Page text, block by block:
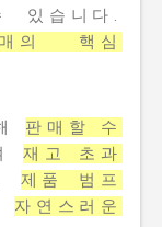
있습니다.
의 핵심
판매할 수
재고 초과
. 제품 범프
자연스러운